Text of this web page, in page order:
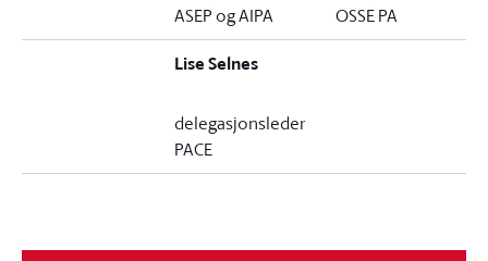
ASEP og AIPA
OSSE PA
Lise Selnes
delegasjonsleder
PACE